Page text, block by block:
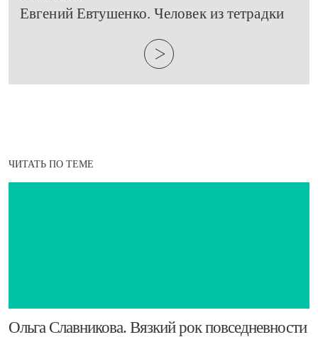
Евгений Евтушенко. Человек из тетрадки
ЧИТАТЬ ПО ТЕМЕ
​Ольга Славникова. Вязкий рок повседневности